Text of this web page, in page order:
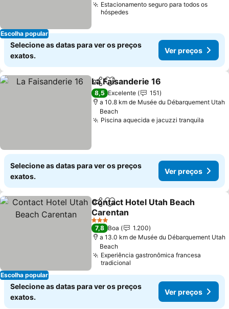
Escolha popular
Estacionamento seguro para todos os
hóspedes
Selecione as datas para ver os preços
exatos.
Ver preços
PartilharAdicionar aos favoritos
La Faisanderie 16
8,5 Excelente
151
a 10.8 km de Musée du Débarquement Utah
Beach
Piscina aquecida e jacuzzi tranquila
Selecione as datas para ver os preços
exatos.
Ver preços
Escolha popular
PartilharAdicionar aos favoritos
Contact Hotel Utah Beach
Carentan
3 Estrelas
7,8 Boa
1.200
a 13.0 km de Musée du Débarquement Utah
Beach
Experiência gastronômica francesa
tradicional
Selecione as datas para ver os preços
exatos.
Ver preços